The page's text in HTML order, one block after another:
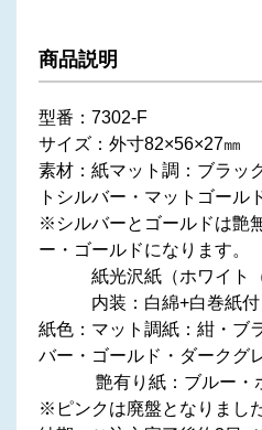
商品説明
型番：7302-F
サイズ：外寸82×56×27㎜
素材：紙マット調：ブラッ
トシルバー・マットゴール
※シルバーとゴールドは艶
ー・ゴールドになります。
紙光沢紙（ホワイト（
内装：白綿+白巻紙付
紙色：マット調紙：紺・ブ
バー・ゴールド・ダークグ
艶有り紙：ブルー・ホ
※ピンクは廃盤となりました